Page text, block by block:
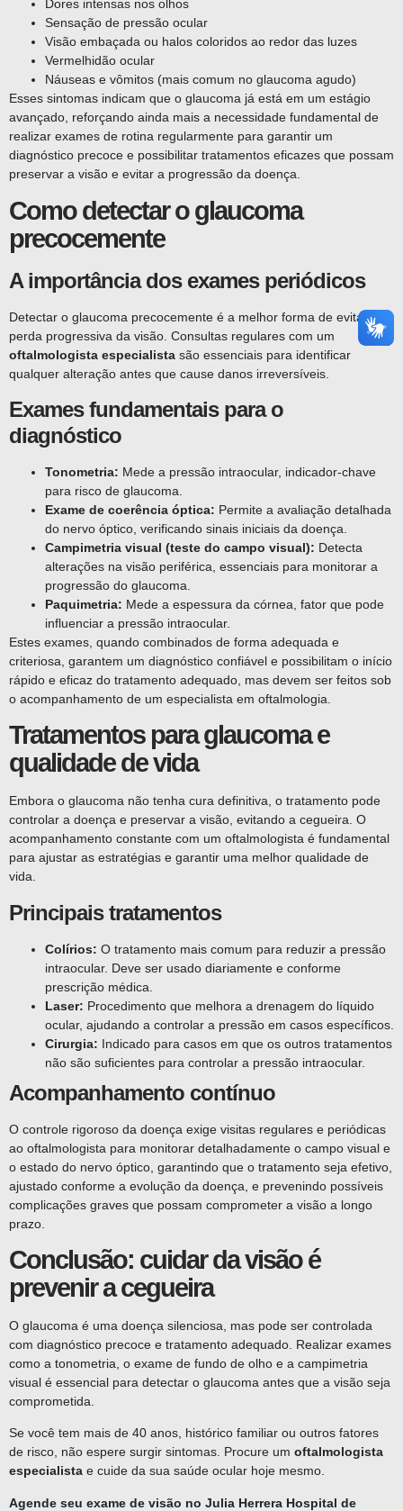
Dores intensas nos olhos
Sensação de pressão ocular
Visão embaçada ou halos coloridos ao redor das luzes
Vermelhidão ocular
Náuseas e vômitos (mais comum no glaucoma agudo)
Esses sintomas indicam que o glaucoma já está em um estágio
avançado, reforçando ainda mais a necessidade fundamental de
realizar exames de rotina regularmente para garantir um
diagnóstico precoce e possibilitar tratamentos eficazes que possam
preservar a visão e evitar a progressão da doença.
Como detectar o glaucoma
precocemente
A importância dos exames periódicos
Detectar o glaucoma precocemente é a melhor forma de evitar a
perda progressiva da visão. Consultas regulares com um
oftalmologista especialista são essenciais para identificar
qualquer alteração antes que cause danos irreversíveis.
Exames fundamentais para o
diagnóstico
Tonometria: Mede a pressão intraocular, indicador-chave
para risco de glaucoma.
Exame de coerência óptica: Permite a avaliação detalhada
do nervo óptico, verificando sinais iniciais da doença.
Campimetria visual (teste do campo visual): Detecta
alterações na visão periférica, essenciais para monitorar a
progressão do glaucoma.
Paquimetria: Mede a espessura da córnea, fator que pode
influenciar a pressão intraocular.
Estes exames, quando combinados de forma adequada e
criteriosa, garantem um diagnóstico confiável e possibilitam o início
rápido e eficaz do tratamento adequado, mas devem ser feitos sob
o acompanhamento de um especialista em oftalmologia.
Tratamentos para glaucoma e
qualidade de vida
Embora o glaucoma não tenha cura definitiva, o tratamento pode
controlar a doença e preservar a visão, evitando a cegueira. O
acompanhamento constante com um oftalmologista é fundamental
para ajustar as estratégias e garantir uma melhor qualidade de
vida.
Principais tratamentos
Colírios: O tratamento mais comum para reduzir a pressão
intraocular. Deve ser usado diariamente e conforme
prescrição médica.
Laser: Procedimento que melhora a drenagem do líquido
ocular, ajudando a controlar a pressão em casos específicos.
Cirurgia: Indicado para casos em que os outros tratamentos
não são suficientes para controlar a pressão intraocular.
Acompanhamento contínuo
O controle rigoroso da doença exige visitas regulares e periódicas
ao oftalmologista para monitorar detalhadamente o campo visual e
o estado do nervo óptico, garantindo que o tratamento seja efetivo,
ajustado conforme a evolução da doença, e prevenindo possíveis
complicações graves que possam comprometer a visão a longo
prazo.
Conclusão: cuidar da visão é
prevenir a cegueira
O glaucoma é uma doença silenciosa, mas pode ser controlada
com diagnóstico precoce e tratamento adequado. Realizar exames
como a tonometria, o exame de fundo de olho e a campimetria
visual é essencial para detectar o glaucoma antes que a visão seja
comprometida.
Se você tem mais de 40 anos, histórico familiar ou outros fatores
de risco, não espere surgir sintomas. Procure um oftalmologista
especialista e cuide da sua saúde ocular hoje mesmo.
Agende seu exame de visão no Julia Herrera Hospital de